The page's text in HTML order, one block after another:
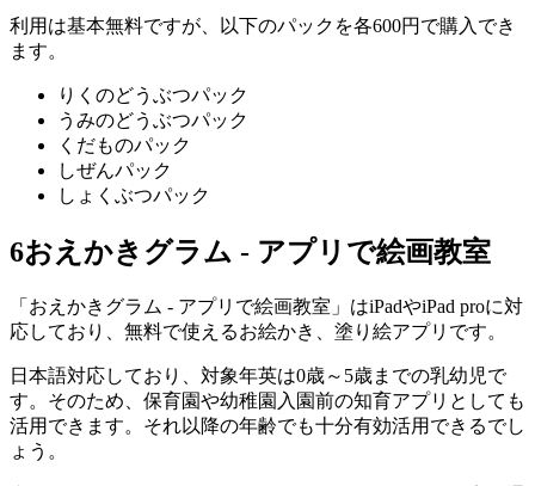
利用は基本無料ですが、以下のパックを各600円で購入でき
ます。
りくのどうぶつパック
うみのどうぶつパック
くだものパック
しぜんパック
しょくぶつパック
6おえかきグラム - アプリで絵画教室
「おえかきグラム - アプリで絵画教室」はiPadやiPad proに対
応しており、無料で使えるお絵かき、塗り絵アプリです。
日本語対応しており、対象年英は0歳～5歳までの乳幼児で
す。そのため、保育園や幼稚園入園前の知育アプリとしても
活用できます。それ以降の年齢でも十分有効活用できるでし
ょう。